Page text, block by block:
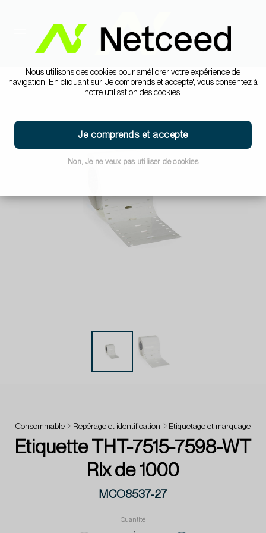
Nous utilisons des cookies pour améliorer votre expérience de
navigation. En cliquant sur 'Je comprends et accepte', vous consentez à
notre utilisation des cookies.
Je comprends et accepte
Non, Je ne veux pas utiliser de cookies
Consommable Repérage et identification Etiquetage et marquage
Etiquette THT-7515-7598-WT
Rlx de 1000
MCO8537-27
Quantité